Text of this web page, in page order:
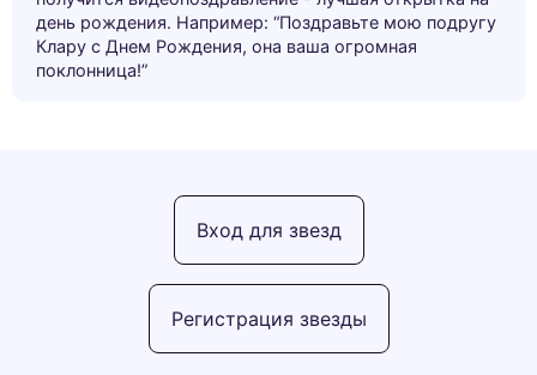
день рождения. Например: “Поздравьте мою подругу
Клару с Днем Рождения, она ваша огромная
поклонница!”
Регистрация звезды
Вход для звезд